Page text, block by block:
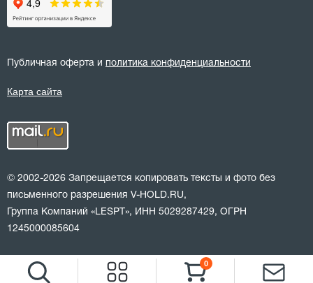
0
Публичная оферта и политика конфиденциальности
Карта сайта
© 2002-2026 Запрещается копировать тексты и фото без
письменного разрешения V-HOLD.RU,
Группа Компаний «LESPT», ИНН 5029287429, ОГРН
1245000085604